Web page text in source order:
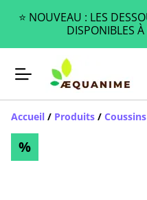
⭐️ NOUVEAU : LES
DISPONIBLES À
Accueil / Produits / Coussins
%